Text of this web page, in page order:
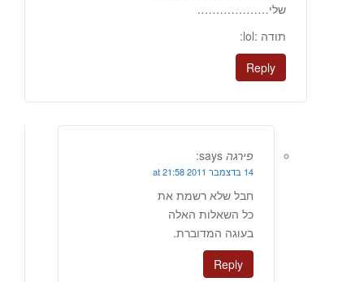
שלי……………….
תודה :lol:
Reply
פירגה says:
14 בדצמבר 2011 at 21:58
חבל שלא רשמת את
כל השאלות האלה
בעוגה המדוברת.
Reply